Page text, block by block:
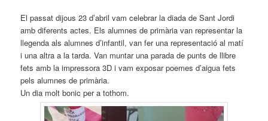
El passat dijous 23 d’abril vam celebrar la diada de Sant Jordi
amb diferents actes. Els alumnes de primària van representar la
llegenda als alumnes d’infantil, van fer una representació al matí
i una altra a la tarda. Van muntar una parada de punts de llibre
fets amb la impressora 3D i vam exposar poemes d’aigua fets
pels alumnes de primària.
Un dia molt bonic per a tothom.